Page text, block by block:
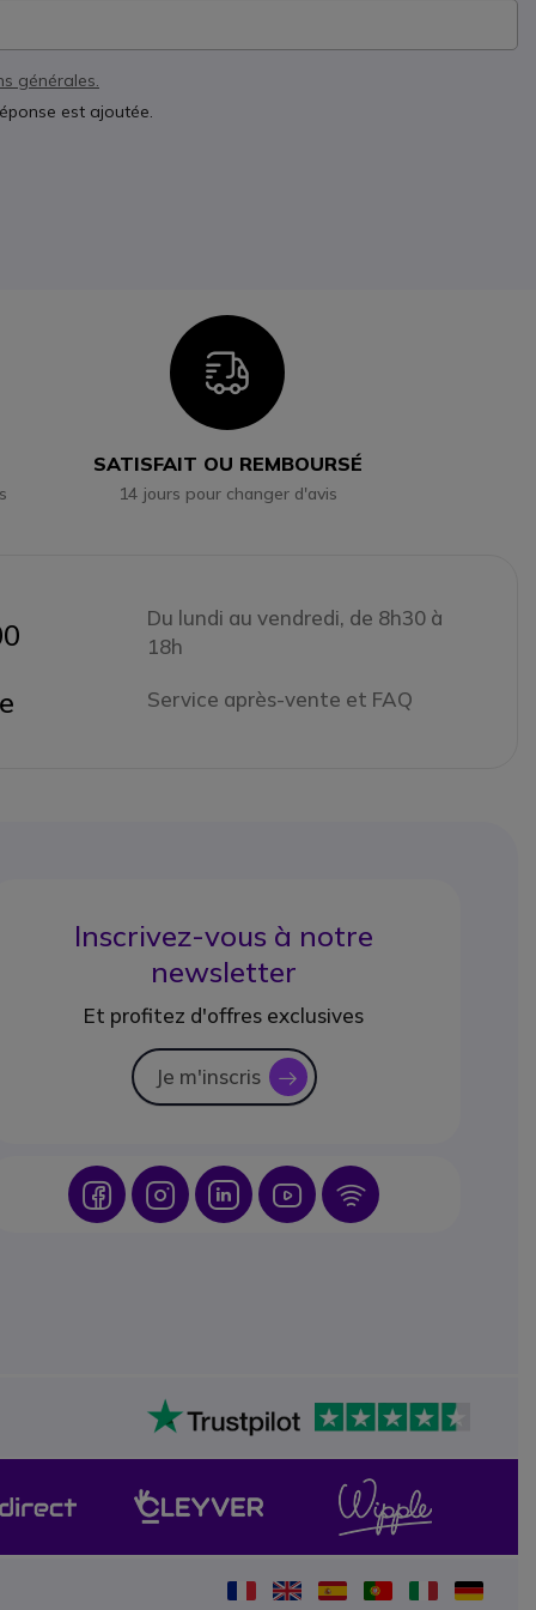
générales.
est ajoutée.
Icon
SATISFAIT OU REMBOURSÉ
14 jours pour changer d'avis
Du lundi au vendredi, de 8h30 à
18h
Service après-vente et FAQ
Inscrivez-vous à notre
newsletter
Et profitez d'offres exclusives
Je m'inscris icon
Icon IconIcon Icon Icon